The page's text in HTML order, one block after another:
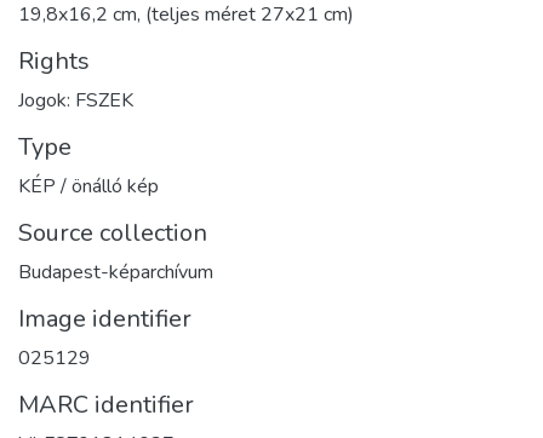
19,8x16,2 cm, (teljes méret 27x21 cm)
Rights
Jogok: FSZEK
Type
KÉP / önálló kép
Source collection
Budapest-képarchívum
Image identifier
025129
MARC identifier